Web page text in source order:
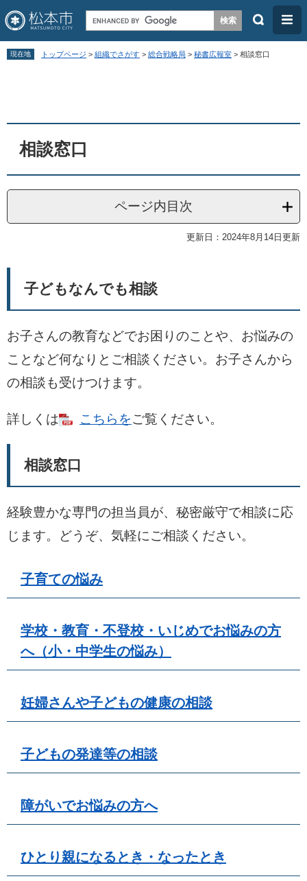
ペ
先
メ
を
本
検
メ
ニ
現在地 トップページ > 組織でさがす > 総合戦略局 > 秘書広報室 > 相談窓口
相談窓口
ページ内目次
更新日：2024年8月14日更新
子どもなんでも相談
お子さんの教育などでお困りのことや、お悩みの
ことなど何なりとご相談ください。お子さんから
の相談も受けつけます。
詳しくは こちらをご覧ください。
相談窓口
経験豊かな専門の担当員が、秘密厳守で相談に応
じます。どうぞ、気軽にご相談ください。
子育ての悩み
学校・教育・不登校・いじめでお悩みの方
へ（小・中学生の悩み）
妊婦さんや子どもの健康の相談
子どもの発達等の相談
障がいでお悩みの方へ
ひとり親になるとき・なったとき